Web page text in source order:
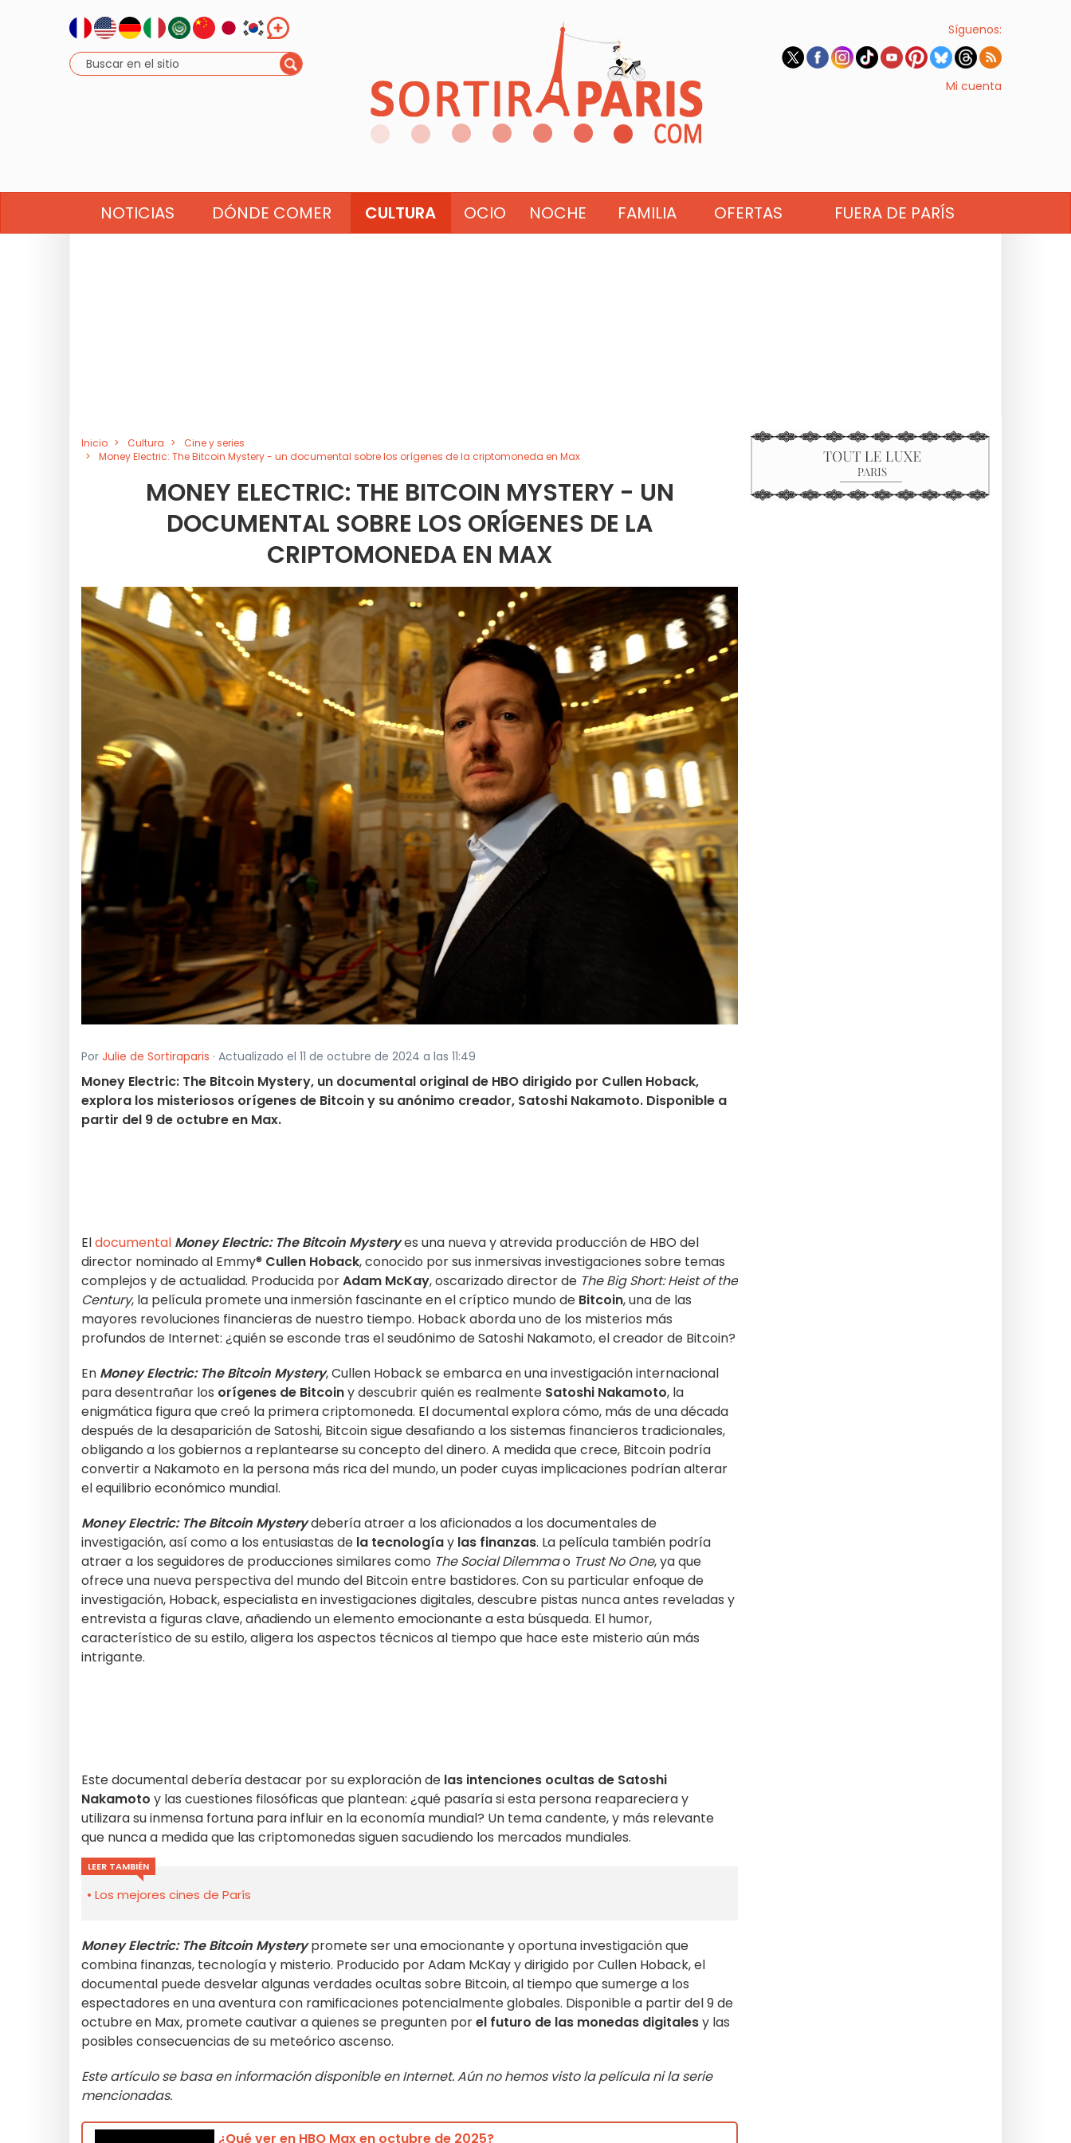
Síguenos:
Mi cuenta
NOTICIAS DÓNDE COMER CULTURA OCIO NOCHE FAMILIA OFERTAS FUERA DE PARÍS
Inicio Cultura
Cine y series
Money Electric: The Bitcoin Mystery - un documental sobre los orígenes de la criptomoneda en Max
MONEY ELECTRIC: THE BITCOIN MYSTERY - UN
DOCUMENTAL SOBRE LOS ORÍGENES DE LA
CRIPTOMONEDA EN MAX
Por Julie de Sortiraparis · Actualizado el 11 de octubre de 2024 a las 11:49
Money Electric: The Bitcoin Mystery, un documental original de HBO dirigido por Cullen Hoback,
explora los misteriosos orígenes de Bitcoin y su anónimo creador, Satoshi Nakamoto. Disponible a
partir del 9 de octubre en Max.
Eldocumental Money Electric: The Bitcoin Mysteryes una nueva y atrevida producción de HBO del
director nominado al Emmy® Cullen Hoback, conocido por sus inmersivas investigaciones sobre temas
complejos y de actualidad. Producida porAdam McKay, oscarizado director de The Big Short: Heist of the
Century, la película promete una inmersión fascinante en el críptico mundo de Bitcoin, una de las
mayores revoluciones financieras de nuestro tiempo. Hoback aborda uno de los misterios más
profundos de Internet: ¿quién se esconde tras el seudónimo de Satoshi Nakamoto, el creador de Bitcoin?
En Money Electric: The Bitcoin Mystery, Cullen Hoback se embarca en una investigación internacional
para desentrañar los orígenes de Bitcoiny descubrir quién es realmente Satoshi Nakamoto, la
enigmática figura que creó la primera criptomoneda. El documental explora cómo, más de una década
después de la desaparición de Satoshi, Bitcoin sigue desafiando a los sistemas financieros tradicionales,
obligando a los gobiernos a replantearse su concepto del dinero. A medida que crece, Bitcoin podría
convertir a Nakamoto en la persona más rica del mundo, un poder cuyas implicaciones podrían alterar
el equilibrio económico mundial.
Money Electric: The Bitcoin Mysterydebería atraer a los aficionados a los documentales de
investigación, así como a los entusiastas de la tecnologíay las finanzas. La película también podría
atraer a los seguidores de producciones similares como The Social Dilemmao Trust No One, ya que
ofrece una nueva perspectiva del mundo del Bitcoin entre bastidores. Con su particular enfoque de
investigación, Hoback, especialista en investigaciones digitales, descubre pistas nunca antes reveladas y
entrevista a figuras clave, añadiendo un elemento emocionante a esta búsqueda. El humor,
característico de su estilo, aligera los aspectos técnicos al tiempo que hace este misterio aún más
intrigante.
Este documental debería destacar por su exploración de las intenciones ocultas de Satoshi
Nakamoto y las cuestiones filosóficas que plantean: ¿qué pasaría si esta persona reapareciera y
utilizara su inmensa fortuna para influir en la economía mundial? Un tema candente, y más relevante
que nunca a medida que las criptomonedas siguen sacudiendo los mercados mundiales.
LEER TAMBIÉN
Los mejores cines de París
Money Electric: The Bitcoin Mysterypromete ser una emocionante y oportuna investigación que
combina finanzas, tecnología y misterio. Producido por Adam McKay y dirigido por Cullen Hoback, el
documental puede desvelar algunas verdades ocultas sobre Bitcoin, al tiempo que sumerge a los
espectadores en una aventura con ramificaciones potencialmente globales. Disponible a partir del 9 de
octubre en Max, promete cautivar a quienes se pregunten porel futuro de las monedas digitalesy las
posibles consecuencias de su meteórico ascenso.
Este artículo se basa en información disponible en Internet. Aún no hemos visto la película ni la serie
mencionadas.
¿Qué ver en HBO Max en octubre de 2025?